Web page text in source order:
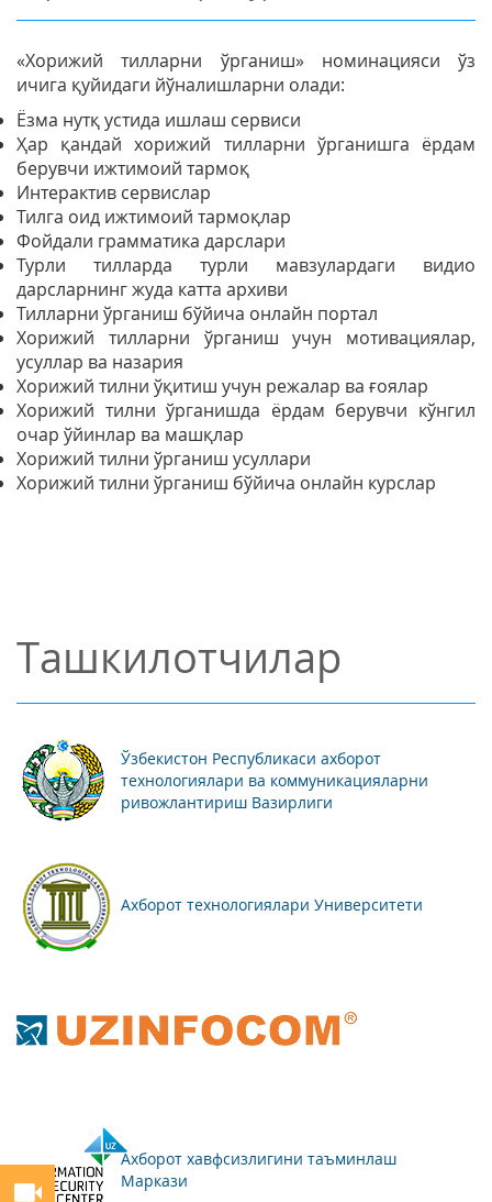
«Хорижий тилларни ўрганиш» номинацияси ўз
ичига қуйидаги йўналишларни олади:
Ёзма нутқ устида ишлаш сервиси
Ҳар қандай хорижий тилларни ўрганишга ёрдам
берувчи ижтимоий тармоқ
Интерактив сервислар
Тилга оид ижтимоий тармоқлар
Фойдали грамматика дарслари
Турли тилларда турли мавзулардаги видио
дарсларнинг жуда катта архиви
Тилларни ўрганиш бўйича онлайн портал
Хорижий тилларни ўрганиш учун мотивациялар,
усуллар ва назария
Хорижий тилни ўқитиш учун режалар ва ғоялар
Хорижий тилни ўрганишда ёрдам берувчи кўнгил
очар ўйинлар ва машқлар
Хорижий тилни ўрганиш усуллари
Хорижий тилни ўрганиш бўйича онлайн курслар
Ташкилотчилар
Ўзбекистон Республикаси ахборот
технологиялари ва коммуникацияларни
ривожлантириш Вазирлиги
Ахборот технологиялари Университети
Ахборот хавфсизлигини таъминлаш
Маркази